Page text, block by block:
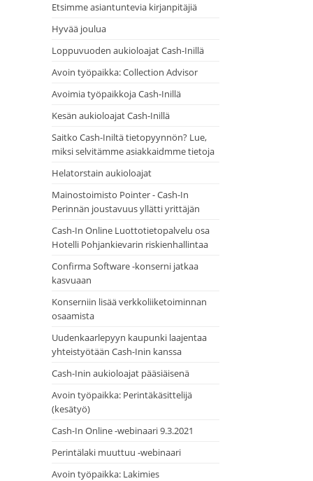
Etsimme asiantuntevia kirjanpitäjiä
Hyvää joulua
Loppuvuoden aukioloajat Cash-Inillä
Avoin työpaikka: Collection Advisor
Avoimia työpaikkoja Cash-Inillä
Kesän aukioloajat Cash-Inillä
Saitko Cash-Iniltä tietopyynnön? Lue,
miksi selvitämme asiakkaidmme tietoja
Helatorstain aukioloajat
Mainostoimisto Pointer - Cash-In
Perinnän joustavuus yllätti yrittäjän
Cash-In Online Luottotietopalvelu osa
Hotelli Pohjankievarin riskienhallintaa
Confirma Software -konserni jatkaa
kasvuaan
Konserniin lisää verkkoliiketoiminnan
osaamista
Uudenkaarlepyyn kaupunki laajentaa
yhteistyötään Cash-Inin kanssa
Cash-Inin aukioloajat pääsiäisenä
Avoin työpaikka: Perintäkäsittelijä
(kesätyö)
Cash-In Online -webinaari 9.3.2021
Perintälaki muuttuu -webinaari
Avoin työpaikka: Lakimies